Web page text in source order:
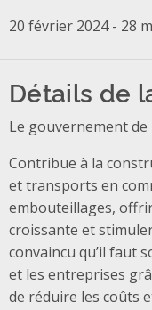
20 février 2024 - 28
Détails de
Le gouvernement de
Contribue à la
et transports en
embouteillages,
croissante et
convaincu qu’il faut
et les entreprises
de réduire les coûts